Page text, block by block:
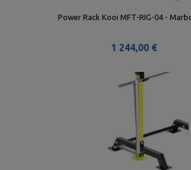
Power Rack Kooi MFT-RIG-04 -
1 244,00 €